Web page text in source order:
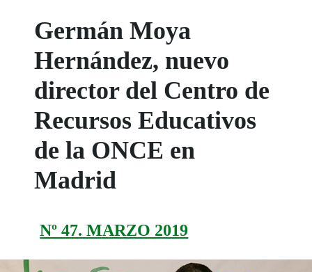
Germán Moya
Hernández, nuevo
director del Centro de
Recursos Educativos
de la ONCE en
Madrid
Nº 47. MARZO 2019